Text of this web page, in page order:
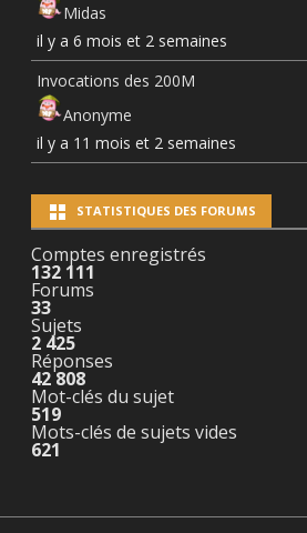
Midas
il y a 6 mois et 2 semaines
Invocations des 200M
Anonyme
il y a 11 mois et 2 semaines
STATISTIQUES DES FORUMS
Comptes enregistrés
132 111
Forums
33
Sujets
2 425
Réponses
42 808
Mot-clés du sujet
519
Mots-clés de sujets vides
621